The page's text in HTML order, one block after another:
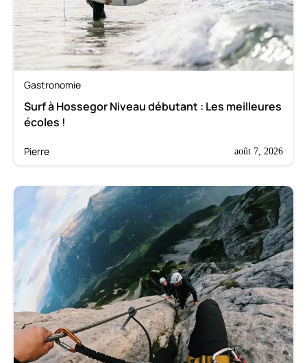
Gastronomie
Surf à Hossegor Niveau débutant : Les meilleures
écoles !
Pierre août 7, 2026